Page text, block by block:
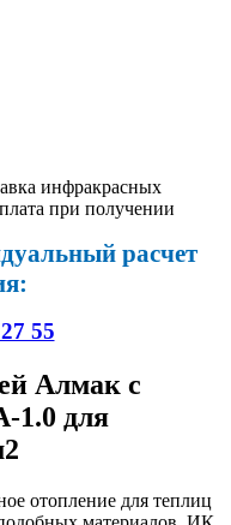
расчет
55
Алмак с
1.0 для
отопление для теплиц